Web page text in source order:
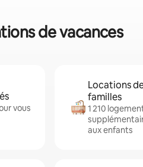
de vacances
vous
Locations
familles
1 210
aux enfants